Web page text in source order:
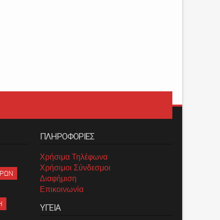
ΠΛΗΡΟΦΟΡΙΕΣ
Χρήσιμα Τηλέφωνα
Χρήσιμοι Σύνδεσμοι
Διαφήμιση
Επικοινωνία
ΥΓΕΙΑ